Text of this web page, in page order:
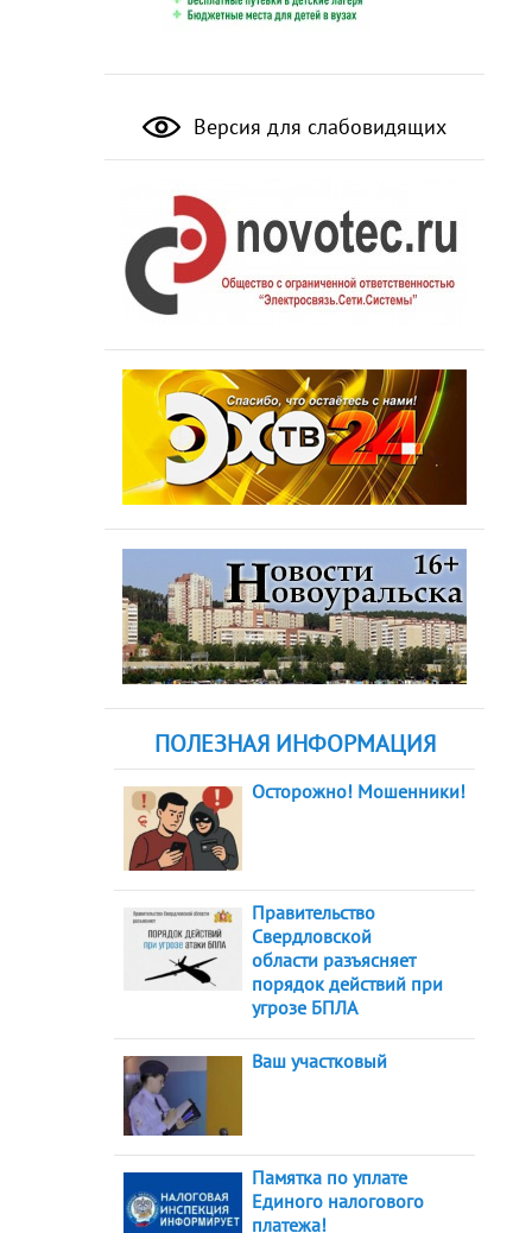
Версия для слабовидящих
ПОЛЕЗНАЯ ИНФОРМАЦИЯ
Осторожно! Мошенники!
Правительство
Свердловской
области разъясняет
порядок действий при
угрозе БПЛА
Ваш участковый
Памятка по уплате
Единого налогового
платежа!